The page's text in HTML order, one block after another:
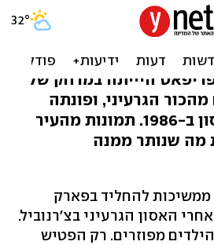
הרפאים ליד
היייתה במרחק של
הגרעיני, ופונתה
מאדם בעקבות האסון ב-1986. תמונות מהעיר
מה שנותר ממנה
ממשיכות להחליד בפארק
29 שנים אחרי האסון הגרעיני בצ'רנוביל.
מפוזרים. רק הפטיש